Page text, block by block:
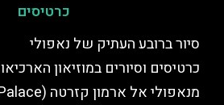
כרטיסים
סיור ברובע העתיק של נאפולי
כרטיסים וסיורים במוזיאון
מנאפולי אל ארמון קזרטה (Caserta Royal Palace)